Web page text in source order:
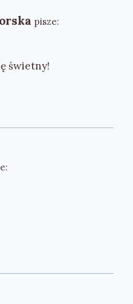
pisze:
świetny!